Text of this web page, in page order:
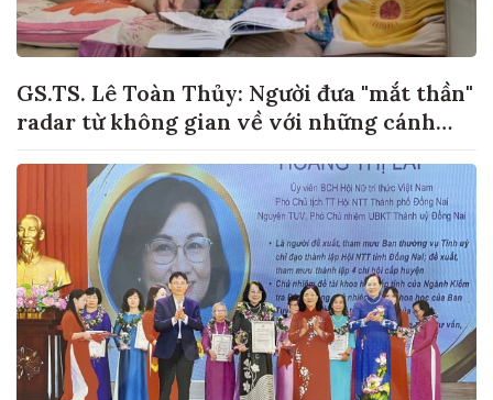
GS.TS. Lê Toàn Thủy: Người đưa "mắt thần"
radar từ không gian về với những cánh